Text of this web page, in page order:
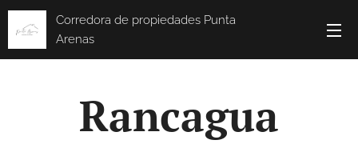
Corredora de propiedades Punta
Arenas
Rancagua